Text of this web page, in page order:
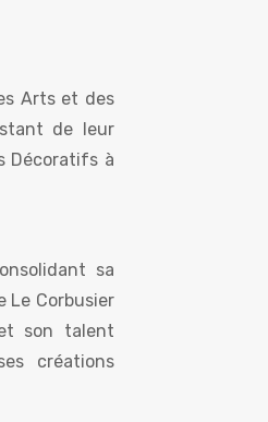
Arts et des
de leur
Décoratifs à
sa
Le Corbusier
son talent
créations